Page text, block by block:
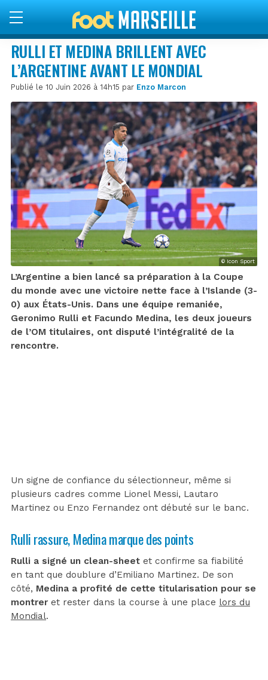
RULLI ET MEDINA BRILLENT AVEC
L’ARGENTINE AVANT LE MONDIAL
Publié le 10 Juin 2026 à 14h15 par Enzo Marcon
© Icon Sport
L’Argentine a bien lancé sa préparation à la Coupe
du monde avec une victoire nette face à l’Islande (3-
0) aux États-Unis. Dans une équipe remaniée,
Geronimo Rulli et Facundo Medina, les deux joueurs
de l’OM titulaires, ont disputé l’intégralité de la
rencontre.
Un signe de confiance du sélectionneur, même si
plusieurs cadres comme Lionel Messi, Lautaro
Martinez ou Enzo Fernandez ont débuté sur le banc.
Rulli rassure, Medina marque des points
Rulli a signé un clean-sheet et confirme sa fiabilité
en tant que doublure d’Emiliano Martinez. De son
côté, Medina a profité de cette titularisation pour se
montrer et rester dans la course à une place lors du
Mondial.